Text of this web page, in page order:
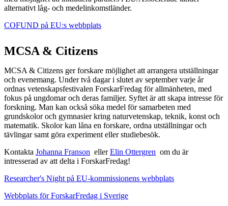
alternativt låg- och medelinkomstländer.
COFUND på EU:s webbplats
MCSA & Citizens
MCSA & Citizens ger forskare möjlighet att arrangera utställningar
och evenemang. Under två dagar i slutet av september varje år
ordnas vetenskapsfestivalen ForskarFredag för allmänheten, med
fokus på ungdomar och deras familjer. Syftet är att skapa intresse för
forskning. Man kan också söka medel för samarbeten med
grundskolor och gymnasier kring naturvetenskap, teknik, konst och
matematik. Skolor kan låna en forskare, ordna utställningar och
tävlingar samt göra experiment eller studiebesök.
Kontakta Johanna Franson ​​​​​​​ ellerElin Ottergren ​​​​​​​​​​​​​​​​​​​​ om du är
intresserad av att delta i ForskarFredag!
Researcher's Night på EU-kommissionens webbplats
Webbplats för ForskarFredag i Sverige